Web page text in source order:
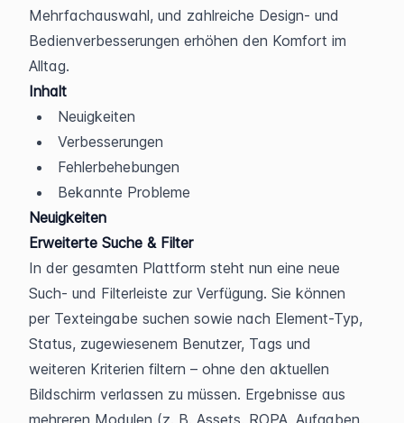
Mehrfachauswahl, und zahlreiche Design- und
Bedienverbesserungen erhöhen den Komfort im
Alltag.
Inhalt
Neuigkeiten
Verbesserungen
Fehlerbehebungen
Bekannte Probleme
Neuigkeiten
Erweiterte Suche & Filter
In der gesamten Plattform steht nun eine neue
Such- und Filterleiste zur Verfügung. Sie können
per Texteingabe suchen sowie nach Element-Typ,
Status, zugewiesenem Benutzer, Tags und
weiteren Kriterien filtern – ohne den aktuellen
Bildschirm verlassen zu müssen. Ergebnisse aus
mehreren Modulen (z. B. Assets, ROPA, Aufgaben,